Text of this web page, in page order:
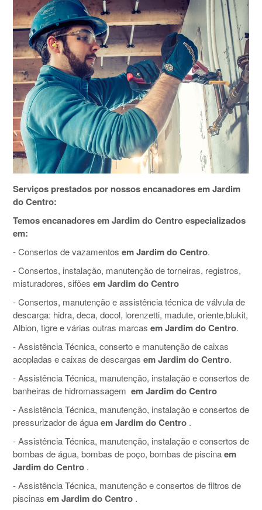
Serviços prestados por nossos encanadores em Jardim
do Centro:
Temos encanadores em Jardim do Centro especializados
em:
- Consertos de vazamentos em Jardim do Centro.
- Consertos, instalação, manutenção de torneiras, registros,
misturadores, sifões em Jardim do Centro
- Consertos, manutenção e assistência técnica de válvula de
descarga: hidra, deca, docol, lorenzetti, madute, oriente,blukit,
Albion, tigre e várias outras marcas em Jardim do Centro.
- Assistência Técnica, conserto e manutenção de caixas
acopladas e caixas de descargas em Jardim do Centro.
- Assistência Técnica, manutenção, instalação e consertos de
banheiras de hidromassagem em Jardim do Centro
- Assistência Técnica, manutenção, instalação e consertos de
pressurizador de águaem Jardim do Centro .
- Assistência Técnica, manutenção, instalação e consertos de
bombas de água, bombas de poço, bombas de piscinaem
Jardim do Centro .
- Assistência Técnica, manutenção e consertos de filtros de
piscinas em Jardim do Centro .